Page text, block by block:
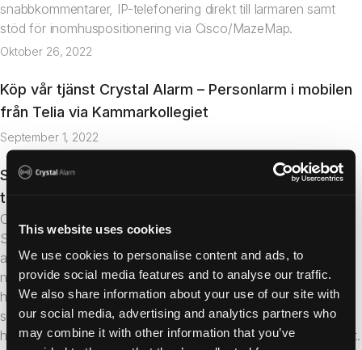
This website uses cookies
We use cookies to personalise content and ads, to
provide social media features and to analyse our traffic.
We also share information about your use of our site with
our social media, advertising and analytics partners who
may combine it with other information that you’ve
snabbkommentarer, IP-telefonering direkt till larmaren samt
stöd för inomhuspositionering via Cisco/MazeMap.
Oktober 26, 2022
Nyhet
Köp vår tjänst Crystal Alarm – Personlarm i mobilen
från Telia via Kammarkollegiet
September 1, 2022
Sätter ribban för personlarmsadministration
tillsammans med Avarn Security
Crystal Alarm har efter sex månaders samarbete med Avarn
Security lanserat en helt automatiserad integration för
administration av personlarm. Administratörer kan nu lägga till
nya larmanvändare med alla uppgifter (namn, telefonnummer,
handlingsplan, behörighetskod) och aktivera larmet direkt vid
sparande – utan väntetid eller manuella mellansteg. 30 kunder
har redan migrerats till den nya lösningen med positiva resultat.